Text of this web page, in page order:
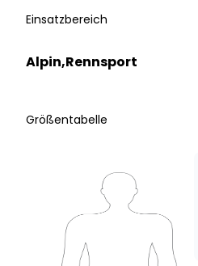
Einsatzbereich
Alpin,Rennsport
Größentabelle